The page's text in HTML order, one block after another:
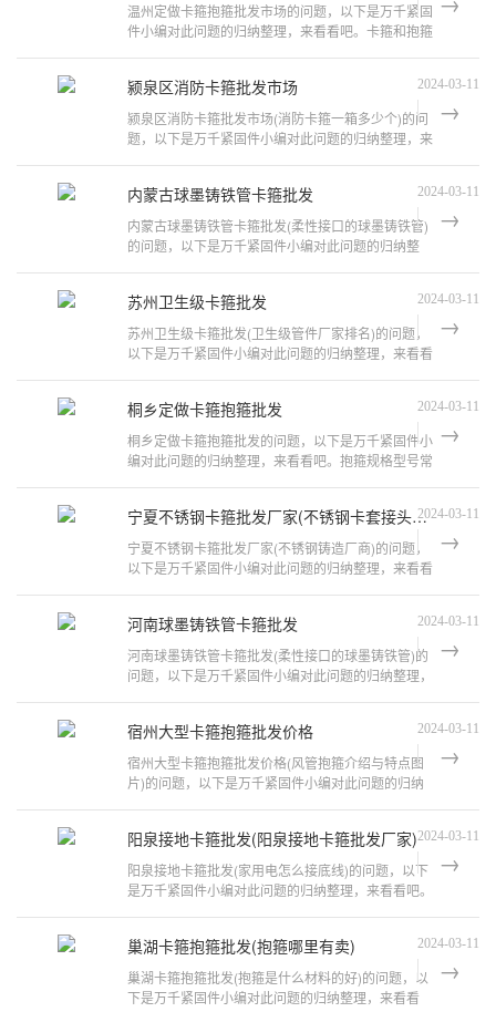
温州定做卡箍抱箍批发市场的问题，以下是万千紧固
件小编对此问题的归纳整理，来看看吧。卡箍和抱箍
颍泉区消防卡箍批发市场 2024-03-11
颍泉区消防卡箍批发市场(消防卡箍一箱多少个)的问
题，以下是万千紧固件小编对此问题的归纳整理，来
内蒙古球墨铸铁管卡箍批发 2024-03-11
内蒙古球墨铸铁管卡箍批发(柔性接口的球墨铸铁管)
的问题，以下是万千紧固件小编对此问题的归纳整
苏州卫生级卡箍批发 2024-03-11
苏州卫生级卡箍批发(卫生级管件厂家排名)的问题，
以下是万千紧固件小编对此问题的归纳整理，来看看
桐乡定做卡箍抱箍批发 2024-03-11
桐乡定做卡箍抱箍批发的问题，以下是万千紧固件小
编对此问题的归纳整理，来看看吧。抱箍规格型号常
宁夏不锈钢卡箍批发厂家(不锈钢卡套接头厂家批发)
2024-03-11
宁夏不锈钢卡箍批发厂家(不锈钢铸造厂商)的问题，
以下是万千紧固件小编对此问题的归纳整理，来看看
河南球墨铸铁管卡箍批发 2024-03-11
河南球墨铸铁管卡箍批发(柔性接口的球墨铸铁管)的
问题，以下是万千紧固件小编对此问题的归纳整理，
宿州大型卡箍抱箍批发价格 2024-03-11
宿州大型卡箍抱箍批发价格(风管抱箍介绍与特点图
片)的问题，以下是万千紧固件小编对此问题的归纳
阳泉接地卡箍批发(阳泉接地卡箍批发厂家)2024-03-11
阳泉接地卡箍批发(家用电怎么接底线)的问题，以下
是万千紧固件小编对此问题的归纳整理，来看看吧。
巢湖卡箍抱箍批发(抱箍哪里有卖) 2024-03-11
巢湖卡箍抱箍批发(抱箍是什么材料的好)的问题，以
下是万千紧固件小编对此问题的归纳整理，来看看